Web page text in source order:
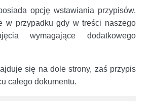
opcję wstawiania przypisów.
w przypadku gdy w treści naszego
wymagające dodatkowego
się na dole strony, zaś przypis
całego dokumentu.